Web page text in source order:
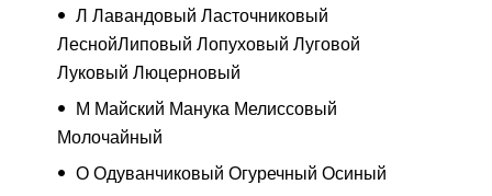
Л Лавандовый Ласточниковый
ЛеснойЛиповый Лопуховый Луговой
Луковый Люцерновый
М Майский Манука Мелиссовый
Молочайный
О Одуванчиковый Огуречный Осиный